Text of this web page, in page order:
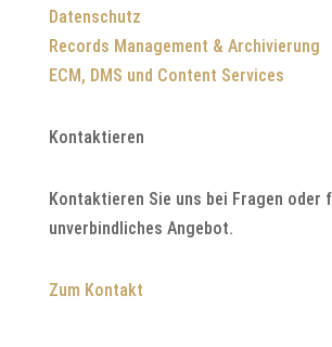
Datenschutz
Records Management & Archivierung
ECM, DMS und Content Services
Kontaktieren
Kontaktieren Sie uns bei Fragen oder
unverbindliches Angebot.
Zum Kontakt